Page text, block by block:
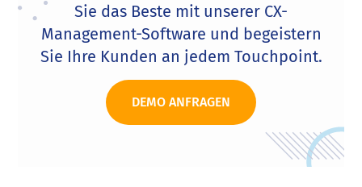
Sie das Beste mit unserer CX-
Management-Software und begeistern
Sie Ihre Kunden an jedem Touchpoint.
DEMO ANFRAGEN